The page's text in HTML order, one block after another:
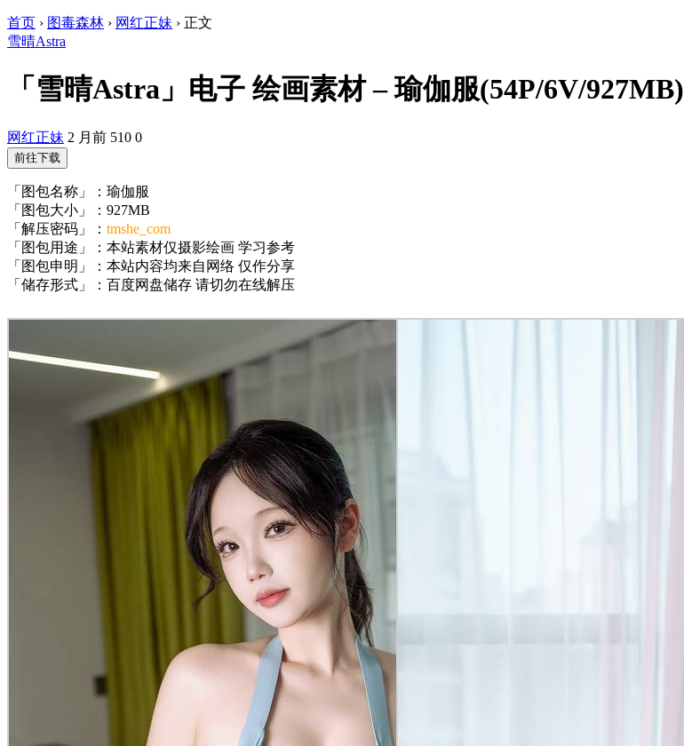
首页 › 图毒森林 › 网红正妹 › 正文
雪晴Astra
「雪晴Astra」电子 绘画素材 – 瑜伽服(54P/6V/927MB)
网红正妹 2 月前 510 0
前往下载
「图包名称」：瑜伽服
「图包大小」：927MB
「解压密码」： tmshe_com
「图包用途」：本站素材仅摄影绘画 学习参考
「图包申明」：本站内容均来自网络 仅作分享
「储存形式」：百度网盘储存 请切勿在线解压